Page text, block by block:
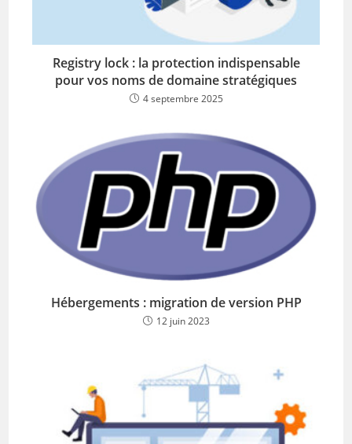
Registry lock : la protection indispensable
pour vos noms de domaine stratégiques
4 septembre 2025
Hébergements : migration de version PHP
12 juin 2023